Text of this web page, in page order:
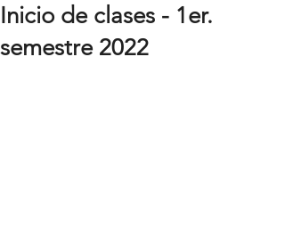
Inicio de clases - 1er.
semestre 2022